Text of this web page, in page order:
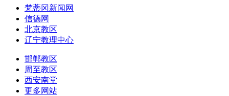
梵蒂冈新闻网
信德网
北京教区
辽宁教理中心
邯郸教区
周至教区
西安南堂
更多网站